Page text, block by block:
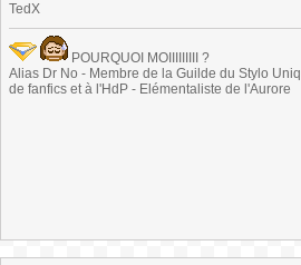
TedX
POURQUOI MOIIIIIIIII ?
Alias Dr No - Membre de la Guilde du Stylo
de fanfics et à l'HdP - Elémentaliste de l'Aurore